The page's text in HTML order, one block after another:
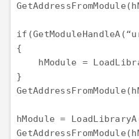
{
hModule =
}
hModule =